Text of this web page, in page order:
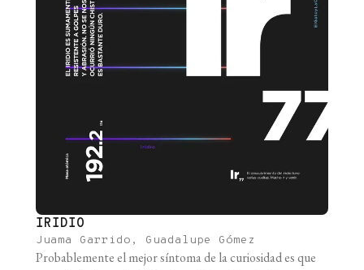
IRIDIO
Juama Garrido, Guadalupe Gómez
Probablemente el mejor síntoma de la curiosidad es que